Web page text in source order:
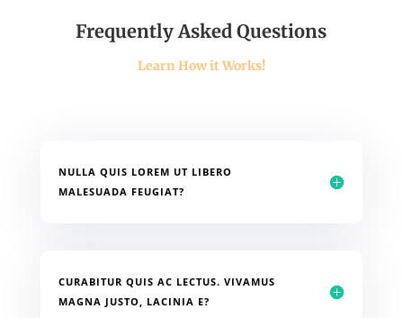
Frequently Asked Questions
Learn How it Works!
NULLA QUIS LOREM UT LIBERO
MALESUADA FEUGIAT?
CURABITUR QUIS AC LECTUS. VIVAMUS
MAGNA JUSTO, LACINIA E?